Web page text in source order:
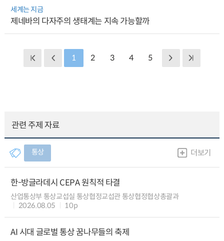
세계는 지금
제네바의 다자주의 생태계는 지속 가능할까
1 2 3 4 5
관련 주제 자료
통상 더보기
한-방글라데시 CEPA 원칙적 타결
산업통상부 통상교섭실 통상협정교섭관 통상협정협상총괄과
2026.08.05
10p
AI 시대 글로벌 통상 꿈나무들의 축제